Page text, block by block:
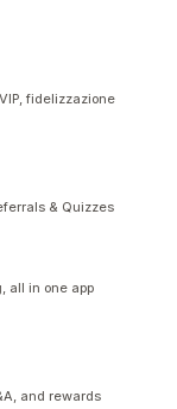
fidelizzazione
& Quizzes
all in one app
and rewards